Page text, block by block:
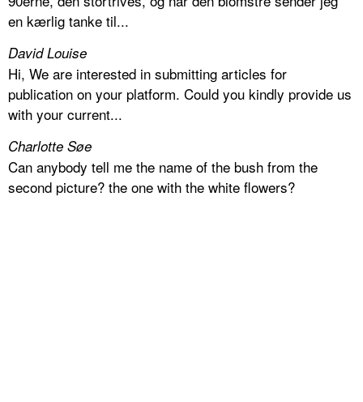
en kærlig tanke til...
David Louise
Hi, We are interested in submitting articles for
publication on your platform. Could you kindly provide us
with your current...
Charlotte Søe
Can anybody tell me the name of the bush from the
second picture? the one with the white flowers?